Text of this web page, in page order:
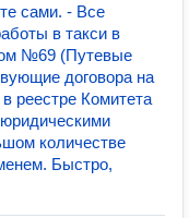
сами. - Все
в такси в
№69 (Путевые
договора на
реестре Комитета
количестве
Быстро,